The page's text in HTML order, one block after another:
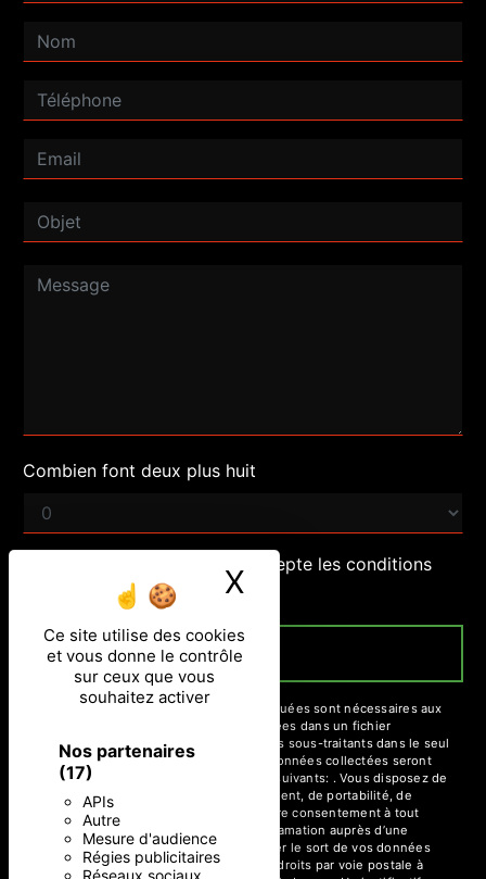
Ce site utilise des cookies
et vous donne le contrôle
sur ceux que vous
souhaitez activer
Nos partenaires
(17)
APIs
Autre
Mesure d'audience
Régies publicitaires
Réseaux sociaux
X Masquer le
Combien font deux plus huit
En cochant cette case, j'accepte les conditions
particulières ci-dessous **
ENVOYER
** Les données personnelles communiquées sont nécessaires aux
fins de vous contacter et sont enregistrées dans un fichier
informatisé. Elles sont destinées à et ses sous-traitants dans le seul
but de répondre à votre message. Les données collectées seront
communiquées aux seuls destinataires suivants: . Vous disposez de
droits d’accès, de rectification, d’effacement, de portabilité, de
limitation, d’opposition, de retrait de votre consentement à tout
moment et du droit d’introduire une réclamation auprès d’une
autorité de contrôle, ainsi que d’organiser le sort de vos données
post-mortem. Vous pouvez exercer ces droits par voie postale à